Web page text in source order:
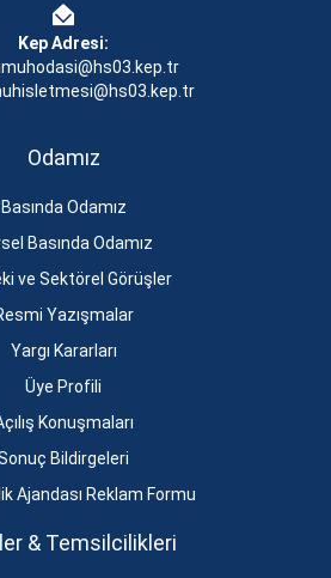
Kep Adresi:
Odamız
Basında Odamız
Basında Odamız
ve Sektörel Görüşler
Yazışmalar
Yargı Kararları
Üye Profili
Konuşmaları
Bildirgeleri
Ajandası Reklam Formu
& Temsilcilikleri